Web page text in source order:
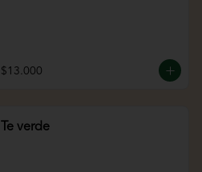
$13.000
Te verde